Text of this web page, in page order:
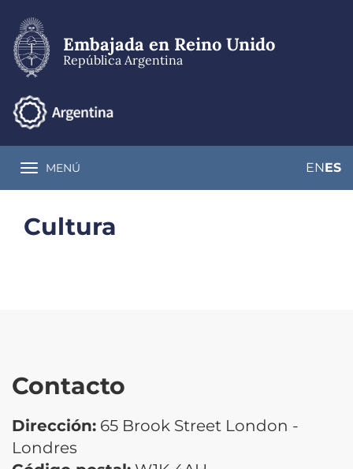
contenido
principal
Embajada en Reino Unido
República Argentina
Toggle navigation
MENÚ ENES
Cultura
Contacto
Dirección: 65 Brook Street London -
Londres